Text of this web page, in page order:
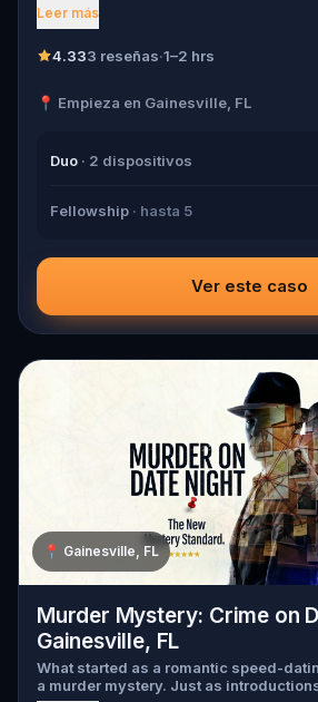
found dead during a ghost tour led by
Walter, the obsessed boyfriend? Percy,
suspects, and expose the real
Leer más
4.333 reseñas·1–2 hrs
📍 Empieza en Gainesville, FL
Duo · 2 dispositivos
Fellowship · hasta 5
Ver este caso
📍 Gainesville, FL
Murder Mystery: Crime on
Gainesville, FL
What started as a romantic speed-
a murder mystery. Just as